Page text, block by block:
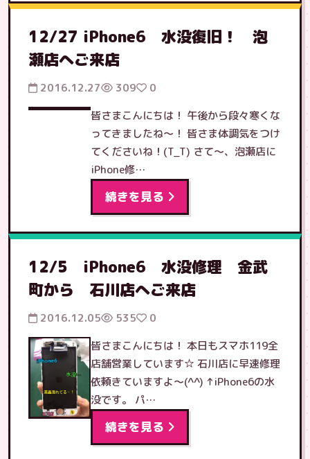
12/27 iPhone6 水没復旧！ 泡
瀬店へご来店
2016.12.27 309
0
皆さまこんにちは！ 午後から段々寒くな
ってきましたね〜！ 皆さま体調気をつけ
てくださいね！(T_T) さて〜、泡瀬店に
iPhone修…
続きを見る
12/5 iPhone6 水没修理 金武
町から 石川店へご来店
2016.12.05 535
0
皆さまこんにちは！ 本日もスマホ119全
店舗営業しています☆ 石川店に早速修理
依頼きていますよ〜(^^) ↑iPhone6の水
没です。 パ…
続きを見る